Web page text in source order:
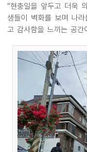
"현충일을 앞두고 더욱
생들이 벽화를 보며 나
고 감사함을 느끼는 공간